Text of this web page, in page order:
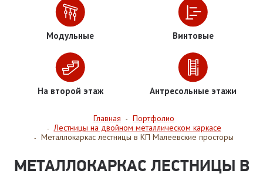
Модульные Винтовые
На второй этаж Антресольные этажи
Главная - Портфолио
- Лестницы на двойном металлическом каркасе
- Металлокаркас лестницы в КП Малеевские просторы
МЕТАЛЛОКАРКАС ЛЕСТНИЦЫ В